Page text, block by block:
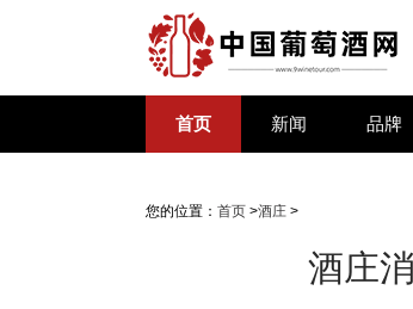
首页 新闻 品牌
您的位置： 首页 >酒庄 >
酒庄